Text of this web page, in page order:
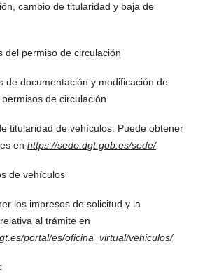
cambio de titularidad y baja de
del permiso de circulación
de documentación y modificación de
de circulación
titularidad de vehículos. Puede obtener
en https://sede.dgt.gob.es/sede/
de vehículos
los impresos de solicitud y la
al trámite en
portal/es/oficina_virtual/vehiculos/